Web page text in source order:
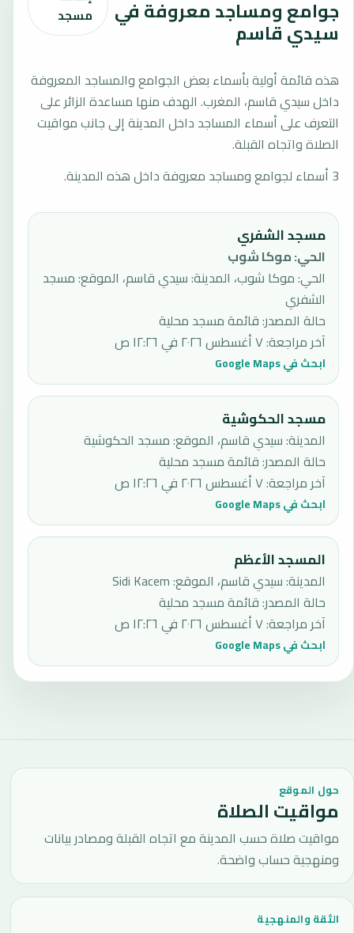
جوامع ومساجد معروفة في
سيدي قاسم
مسجد
هذه قائمة أولية بأسماء بعض الجوامع والمساجد المعروفة
داخل سيدي قاسم، المغرب. الهدف منها مساعدة الزائر على
التعرف على أسماء المساجد داخل المدينة إلى جانب مواقيت
الصلاة واتجاه القبلة.
3 أسماء لجوامع ومساجد معروفة داخل هذه المدينة.
مسجد الشفري
الحي:موكا شوب
الحي: موكا شوب، المدينة: سيدي قاسم، الموقع: مسجد
الشفري
حالة المصدر:قائمة مسجد محلية
آخر مراجعة:٧ أغسطس ٢٠٢٦ في ١٢:٢٦ ص
ابحث في Google Maps
مسجد الحكوشية
المدينة: سيدي قاسم، الموقع: مسجد الحكوشية
حالة المصدر:قائمة مسجد محلية
آخر مراجعة:٧ أغسطس ٢٠٢٦ في ١٢:٢٦ ص
ابحث في Google Maps
المسجد الأعظم
المدينة: سيدي قاسم، الموقع: Sidi Kacem
حالة المصدر:قائمة مسجد محلية
آخر مراجعة:٧ أغسطس ٢٠٢٦ في ١٢:٢٦ ص
ابحث في Google Maps
حول الموقع
مواقيت الصلاة
مواقيت صلاة حسب المدينة مع اتجاه القبلة ومصادر بيانات
ومنهجية حساب واضحة.
الثقة والمنهجية